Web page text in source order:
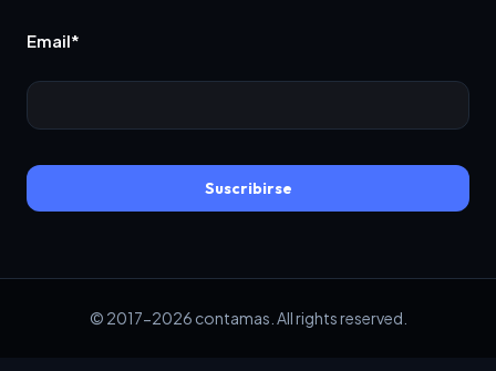
Email*
Suscribirse
© 2017-2026 contamas. All rights reserved.